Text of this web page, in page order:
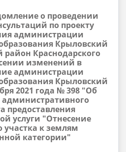
о проведении
по проекту
администрации
Крыловский
Краснодарского
изменений в
администрации
Крыловский
2021 года № 398 "Об
предоставления
услуги "Отнесение
участка к землям
категории"